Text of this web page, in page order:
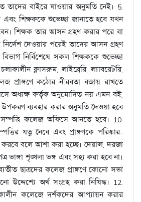
তাদের বাইরে যাওয়ার অনুমতি নেই। 5.
এবং শিক্ষককে শুভেচ্ছা জানাতে হবে যখন
শিক্ষক তার আসন গ্রহণ করার পরে বা
নির্দেশ দেওয়ার পরেই তাদের আসন গ্রহণ
নির্বিশেষে সকল শিক্ষককে শুভেচ্ছা
ক্লাসরুম, লাইব্রেরি, ল্যাবরেটরি,
প্রাঙ্গণে কঠোর নীরবতা বজায় রাখতে
অধ্যক্ষ কর্তৃক অনুমোদিত নয় এমন বই,
উপকরণ ব্যবহার করার অনুমতি দেওয়া হবে
সম্পত্তি কলেজ অফিসে আনতে হবে। 10.
যত্ন নেবে এবং প্রাঙ্গণকে পরিষ্কার-
করবে বলে আশা করা হচ্ছে। দেয়াল, দরজা
ভাঙ্গা শৃঙ্খলা ভঙ্গ এবং সহ্য করা হবে না।
ছাত্রদের কলেজ প্রাঙ্গণে কোনো সভা
অর্থ সংগ্রহ করা নিষিদ্ধ। 12.
কলেজে দর্শকদের আপ্যায়ন করার